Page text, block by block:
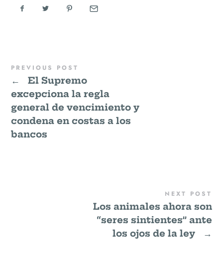
PREVIOUS POST
←
El Supremo
excepciona la regla
general de vencimiento y
condena en costas a los
bancos
NEXT POST
Los animales ahora son
“seres sintientes” ante
los ojos de la ley
→